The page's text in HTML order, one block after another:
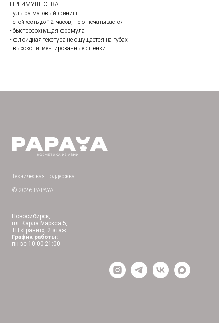
ПРЕИМУЩЕСТВА
- ультра матовый финиш
- стойкость до 12 часов, не отпечатывается
- быстросохнущая формула
- флюидная текстура не ощущается на губах
- высокопигментированные оттенки
Техническая поддержка
© 2026 PAPAYA
Новосибирск,
пл. Карла Маркса 5,
ТЦ «Гранит», 2 этаж
График работы:
пн-вс 10:00-21:00